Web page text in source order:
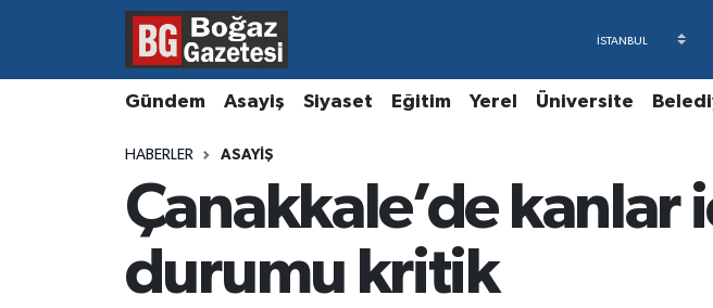
Gündem Asayiş Siyaset Eğitim Yerel Üniversite
HABERLER ASAYIŞ
Çanakkale’de
durumu kritik
Asayiş
Ekonomi
Hava Durumu
Süper Lig Puan Durumu ve Fikstür
Tüm Manşetler